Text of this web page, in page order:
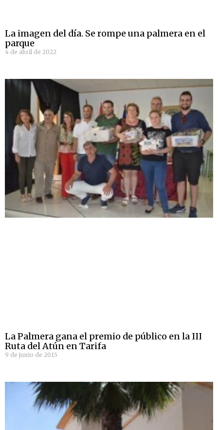
La imagen del día. Se rompe una palmera en el
parque
4 de abril de 2022
La Palmera gana el premio de público en la III
Ruta del Atún en Tarifa
9 de junio de 2015